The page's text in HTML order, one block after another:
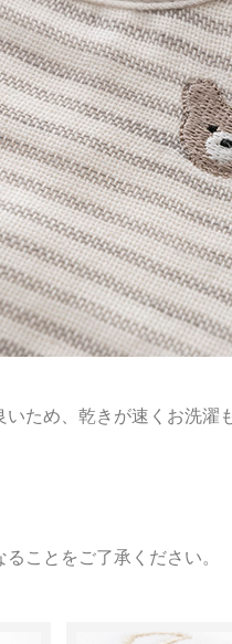
いため、乾きが速くお洗濯
ことをご了承ください。